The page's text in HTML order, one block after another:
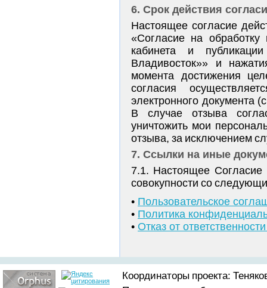
6. Срок действия
Настоящее согласие
«Согласие на
кабинета и
Владивосток»» и
момента достижения
согласия
электронного документа
В случае отзыва
уничтожить мои
отзыва, за исключением
7. Ссылки на иные
7.1. Настоящее Согласие
совокупности со
Пользовательское
Политика
Отказ от
Координаторы проекта: